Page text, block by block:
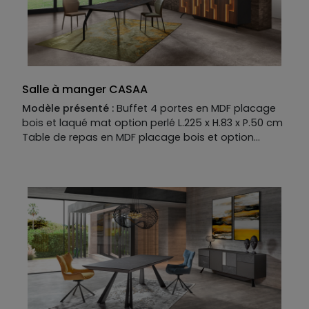
Salle à manger CASAA
Modèle présenté : Buffet 4 portes en MDF placage
bois et laqué mat option perlé L.225 x H.83 x P.50 cm
Table de repas en MDF placage bois et option
avec les chaises IOTA
Manufacture :
Buffet
Piètement :fer coloré
Structure : MDF laqué mat option perlé
Façade :MDF placage bois
Plateau :MDF laqué mat option perlé
Kit illumination en option. Nombreux éléments